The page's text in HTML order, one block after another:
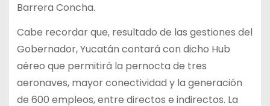
Barrera Concha.
Cabe recordar que, resultado de las gestiones del
Gobernador, Yucatán contará con dicho Hub
aéreo que permitirá la pernocta de tres
aeronaves, mayor conectividad y la generación
de 600 empleos, entre directos e indirectos. La